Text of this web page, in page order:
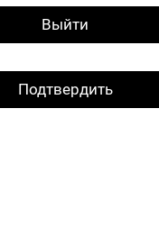
Выйти
Подтвердить